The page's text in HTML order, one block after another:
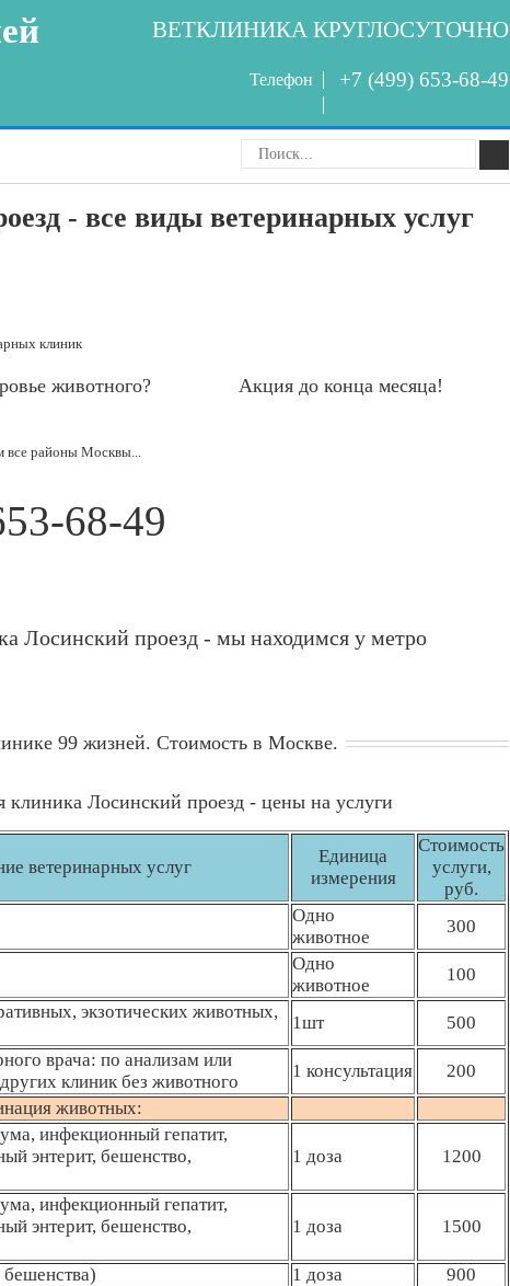
ВЕТКЛИНИКА КРУГЛОСУТОЧНО
Телефон +7 (499) 653-68-49
- все виды ветеринарных услуг
животного?
все районы Москвы...
Акция до конца месяца!
68-49
Лосинский проезд - мы находимся у метро
99 жизней. Стоимость в Москве.
клиника Лосинский проезд - цены на услуги
ветеринарных услуг
Единица
измерения
Стоимость
услуги,
руб.
Одно
животное
300
Одно
животное
100
экзотических животных,
1шт 500
врача: по анализам или
клиник без животного
1 консультация
200
животных:
инфекционный гепатит,
энтерит, бешенство,
1 доза 1200
инфекционный гепатит,
энтерит, бешенство,
1 доза 1500
1 доза
900